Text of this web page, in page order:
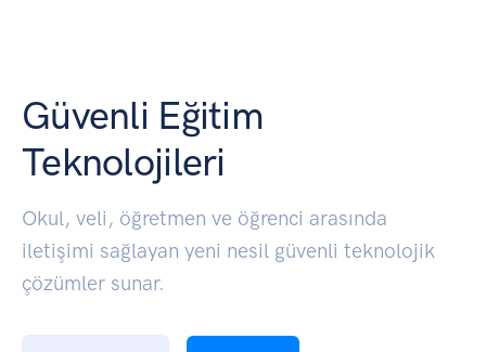
Güvenli Eğitim
Teknolojileri
Okul, veli, öğretmen ve öğrenci arasında
iletişimi sağlayan yeni nesil güvenli teknolojik
çözümler sunar.